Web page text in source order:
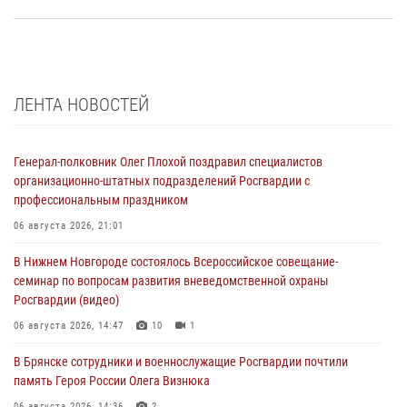
ЛЕНТА НОВОСТЕЙ
Генерал-полковник Олег Плохой поздравил специалистов
организационно-штатных подразделений Росгвардии с
профессиональным праздником
06 августа 2026, 21:01
В Нижнем Новгороде состоялось Всероссийское совещание-
семинар по вопросам развития вневедомственной охраны
Росгвардии (видео)
06 августа 2026, 14:47 10 1
В Брянске сотрудники и военнослужащие Росгвардии почтили
память Героя России Олега Визнюка